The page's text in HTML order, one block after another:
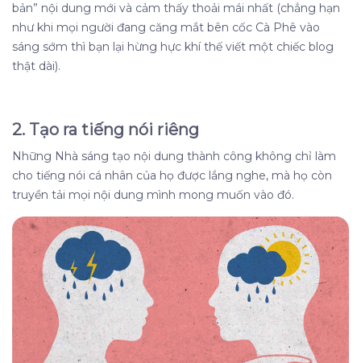
bản” nội dung mới và cảm thấy thoải mái nhất (chẳng hạn
như khi mọi người đang căng mắt bên cốc Cà Phê vào
sáng sớm thì bạn lại hừng hực khí thế viết một chiếc blog
thật dài).
2. Tạo ra tiếng nói riêng
Những Nhà sáng tạo nội dung thành công không chỉ làm
cho tiếng nói cá nhân của họ được lắng nghe, mà họ còn
truyền tải mọi nội dung mình mong muốn vào đó.